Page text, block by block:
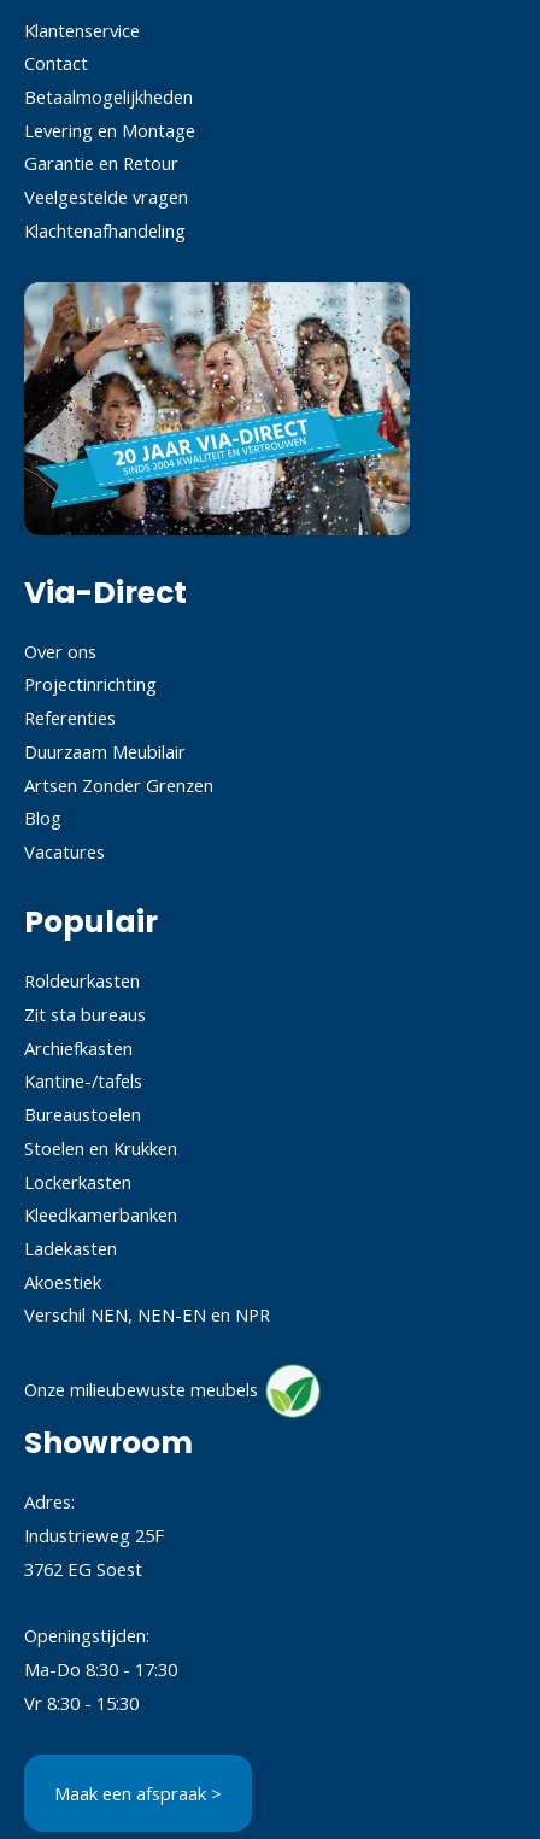
Klantenservice
Contact
Betaalmogelijkheden
Levering en Montage
Garantie en Retour
Veelgestelde vragen
Klachtenafhandeling
Via-Direct
Over ons
Projectinrichting
Referenties
Duurzaam Meubilair
Artsen Zonder Grenzen
Blog
Vacatures
Populair
Roldeurkasten
Zit sta bureaus
Archiefkasten
Kantine-/tafels
Bureaustoelen
Stoelen en Krukken
Lockerkasten
Kleedkamerbanken
Ladekasten
Akoestiek
Verschil NEN, NEN-EN en NPR
Onze milieubewuste meubels
Showroom
Adres:
Industrieweg 25F
3762 EG Soest
Openingstijden:
Ma-Do 8:30 - 17:30
Vr 8:30 - 15:30
Maak een afspraak >